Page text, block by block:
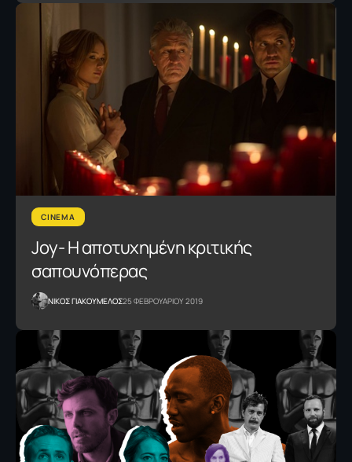
CINEMA
Joy- Η αποτυχημένη κριτικής
σαπουνόπερας
NΙΚΟΣ ΓΙΑΚΟΥΜΕΛΟΣ25 ΦΕΒΡΟΥΑΡΙΟΥ 2019